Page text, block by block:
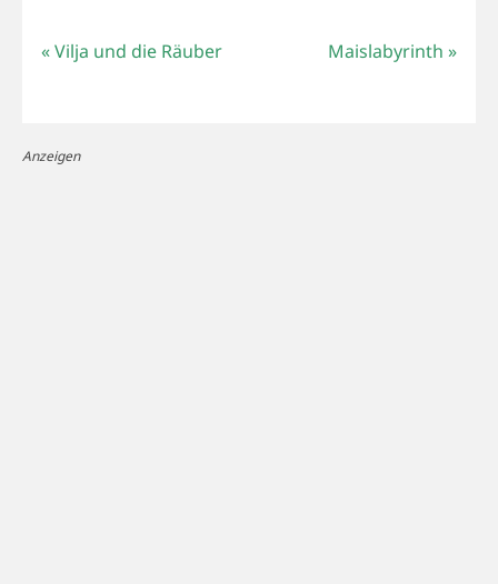
«Vilja und die Räuber Maislabyrinth»
Anzeigen